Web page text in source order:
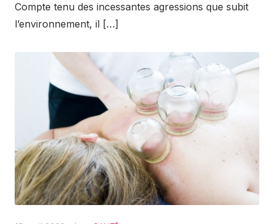
Compte tenu des incessantes agressions que subit
l’environnement, il […]